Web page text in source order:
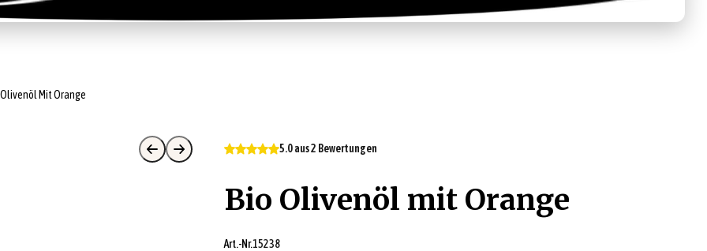
Mit Orange
5.0 aus 2 Bewertungen
Bio Olivenöl mit Orange
Art.-Nr.15238